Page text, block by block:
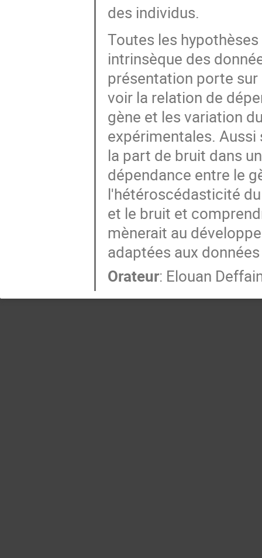
des individus.
Toutes les
intrinsèque des
présentation porte sur
voir la relation de
gène et les variation
expérimentales. Aussi
la part de bruit dans
dépendance entre le
l'hétéroscédasticité
et le bruit et
mènerait au
adaptées aux
Orateur: Elouan